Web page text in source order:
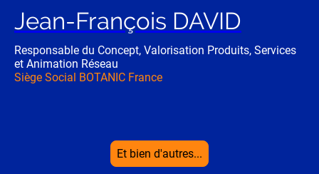
Jean-François DAVID
Responsable du Concept, Valorisation Produits, Services
et Animation Réseau
Siège Social BOTANIC France
Et bien d'autres...